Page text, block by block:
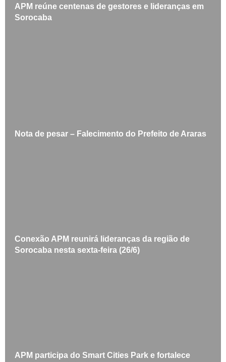
APM reúne centenas de gestores e lideranças em
Sorocaba
Nota de pesar – Falecimento do Prefeito de Araras
Conexão APM reunirá lideranças da região de
Sorocaba nesta sexta-feira (26/6)
APM participa do Smart Cities Park e fortalece